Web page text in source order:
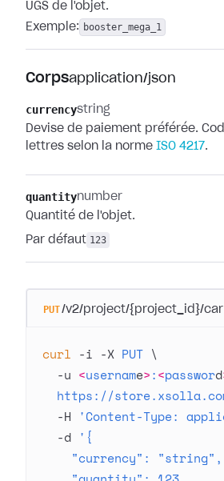
UGS de l'objet.
Exemple: booster_mega_1
Corpsapplication/json
currencystring
Devise de paiement préférée.
lettres selon la norme ISO 4217.
quantitynumber
Quantité de l'objet.
Par défaut 123
PUT/v2/project/{project_id}/
curl -i -X PUT \
  -u
<username>:<password
https://
  -H
'Content-Type:
  -d
'{
    "currency": "string",